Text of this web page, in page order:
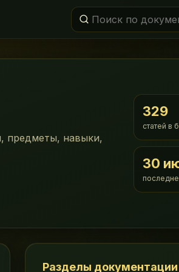
предметы, навыки,
329
статей в
30
Разделы документации